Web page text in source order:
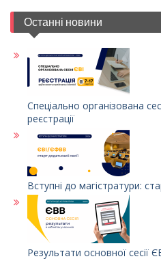
Останні новини
Спеціально організована
реєстрації
Вступні до магістратури:
Результати основної сесії